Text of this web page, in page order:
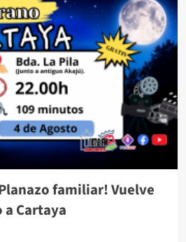
familiar! Vuelve
a Cartaya